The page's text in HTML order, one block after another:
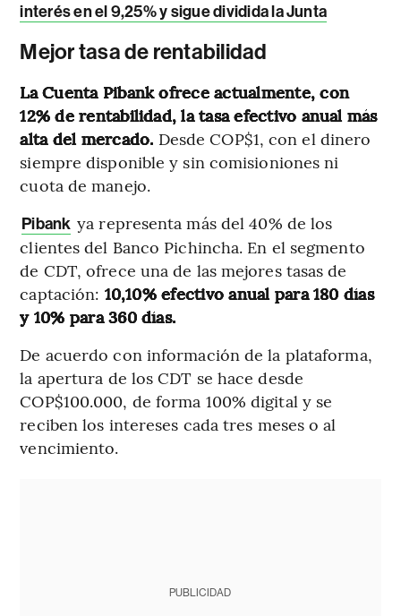
interés en el 9,25% y sigue dividida la Junta
Mejor tasa de rentabilidad
La Cuenta Pibank ofrece actualmente, con
12% de rentabilidad, la tasa efectivo anual más
alta del mercado. Desde COP$1, con el dinero
siempre disponible y sin comisioniones ni
cuota de manejo.
Pibank ya representa más del 40% de los
clientes del Banco Pichincha. En el segmento
de CDT, ofrece una de las mejores tasas de
captación: 10,10% efectivo anual para 180 días
y 10% para 360 días.
De acuerdo con información de la plataforma,
la apertura de los CDT se hace desde
COP$100.000, de forma 100% digital y se
reciben los intereses cada tres meses o al
vencimiento.
PUBLICIDAD